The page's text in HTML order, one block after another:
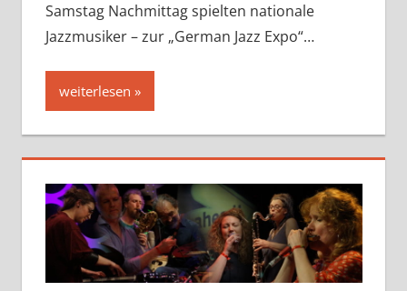
Samstag Nachmittag spielten nationale
Jazzmusiker – zur „German Jazz Expo“…
weiterlesen